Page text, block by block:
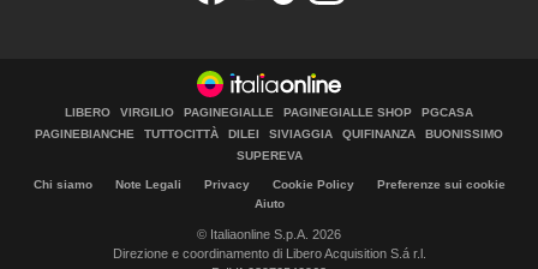
LIBERO VIRGILIO PAGINEGIALLE PAGINEGIALLE SHOP
PGCASA
PAGINEBIANCHE
TUTTOCITTÀ DILEI SIVIAGGIA QUIFINANZA
BUONISSIMO
SUPEREVA
Chi siamo Note Legali Privacy Cookie Policy
Preferenze sui cookie
Aiuto
© Italiaonline S.p.A. 2026
Direzione e coordinamento di Libero Acquisition S.á r.l.